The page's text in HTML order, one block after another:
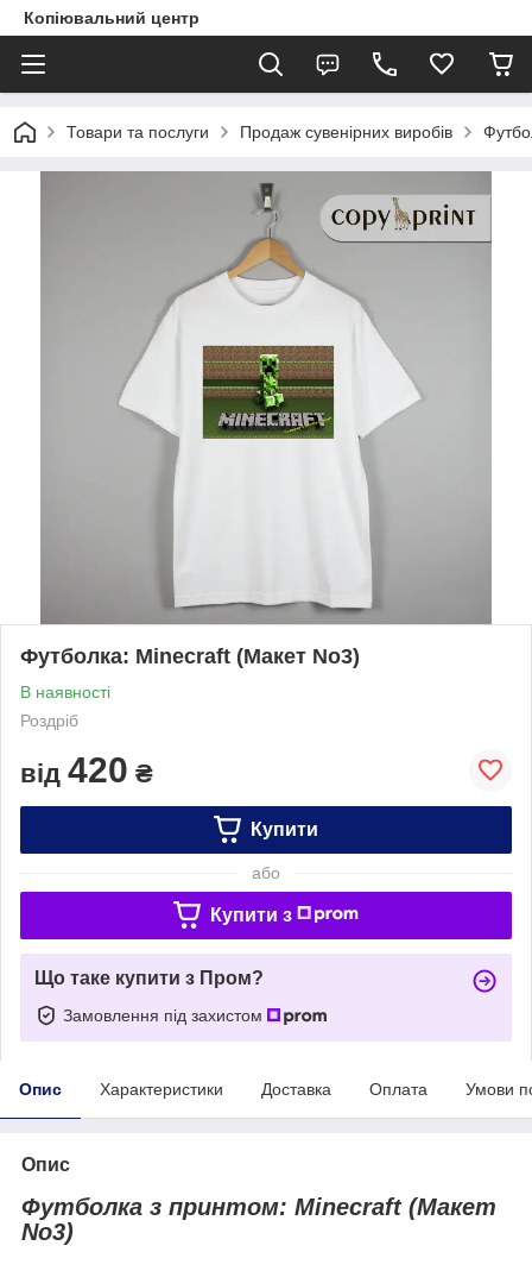
Копіювальний центр
Товари та послуги Продаж сувенірних виробів
Футболка: Minecraft (Макет No3)
В наявності
Роздріб
від 420 ₴
Купити
або
Купити з
Що таке купити з Пром?
Замовлення під захистом
Опис Характеристики Доставка Оплата Умови
Опис
Футболка з принтом: Minecraft (Макет
No3)